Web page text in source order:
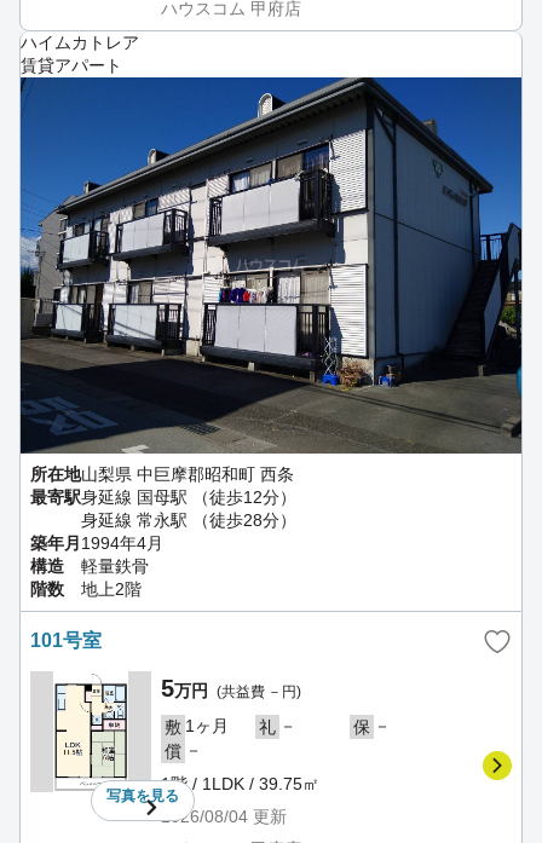
ハウスコム 甲府店
ハイムカトレア
賃貸アパート
所在地山梨県 中巨摩郡昭和町 西条
最寄駅身延線 国母駅 （徒歩12分）
身延線 常永駅 （徒歩28分）
築年月 1994年4月
構造
軽量鉄骨
階数
地上2階
101号室
写真を見る
5万円 (共益費 －円)
敷 1ヶ月 礼 － 保 －
償 －
1階 / 1LDK / 39.75㎡
2026/08/04 更新